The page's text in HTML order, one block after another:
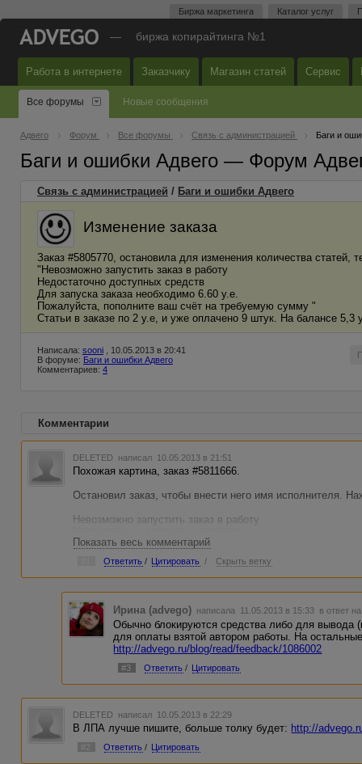
Биржа маркетинга Каталог услуг
— биржа копирайтинга №1
Работа в интернете Заказчику Магазин статей Сервис
Все форумы Новые сообщения
Адвего Форум Все форумы Связь с администрацией Баги и
Баги и ошибки Адвего — Форум
Связь с администрацией / Баги и ошибки Адвего
Изменение заказа
Заказ #5805770, остановила для изменения количества статей,
"Невозможно запустить заказ в работу
Недостаточно доступных средств
Для запуска заказа необходимо 6.60 у.е.
Пожалуйста, пополните ваш счёт на требуемую сумму "
Статьи в заказе по 2 у.е, и уже оплачено 9 штук. На балансе 5,3
Написала: sooni , 10.05.2013 в 20:41
В форуме: Баги и ошибки Адвего
Комментариев: 4
Комментарии
DELETED написал 10.05.2013 в 21:51
Похожая картина, заказ #5811666.
Остановил заказ, чтобы внести него имя исполнителя.
Невозможно запустить заказ в работу
Для запуска заказа необходимо 17.60 у.е.
Пожалуйста, пополните ваш счёт на требуемую сумму
Нажимаю на ссылку "Заблокировано: 17.60 у.е." - пустой
заказов нет, за что заблокировано - непонятно..
На исполнение никто не мог взять - ведь исполнители
почему не отображается информация - за что и для кого
Показать весь комментарий
Ответить / Цитировать / Скрыть ветку
Ирина (advego) написала 11.05.2013 в 15:33 в ответ
Обычно блокируются средства либо для вывода
для оплаты взятой автором работы. На
http://advego.ru/blog/read/feedback/1086002
#3 Ответить / Цитировать
DELETED написал 10.05.2013 в 22:29
В ЛПА лучше пишите, больше толку будет: http://
#2 Ответить / Цитировать